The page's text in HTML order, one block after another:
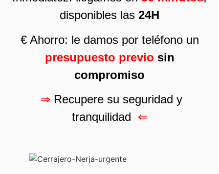
disponibles las 24H
€ Ahorro: le damos por teléfono un
presupuesto previo sin
compromiso
⇒ Recupere su seguridad y
tranquilidad ⇐